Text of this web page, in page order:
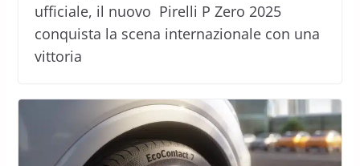
ufficiale, il nuovo Pirelli P Zero 2025
conquista la scena internazionale con una
vittoria